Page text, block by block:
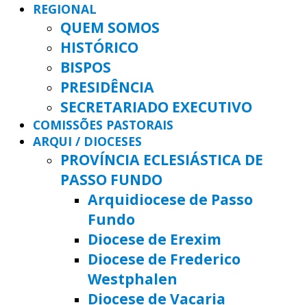
REGIONAL
QUEM SOMOS
HISTÓRICO
BISPOS
PRESIDÊNCIA
SECRETARIADO EXECUTIVO
COMISSÕES PASTORAIS
ARQUI / DIOCESES
PROVÍNCIA ECLESIÁSTICA DE
PASSO FUNDO
Arquidiocese de Passo
Fundo
Diocese de Erexim
Diocese de Frederico
Westphalen
Diocese de Vacaria